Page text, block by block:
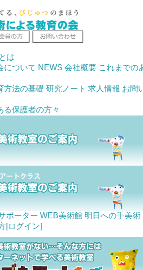
は
について NEWS 会社概要 これまでの
方法の基礎 研究ノート 求人情報 お問
る保護者の方々
ポーター WEB美術館 明日への手美術
[ログイン]